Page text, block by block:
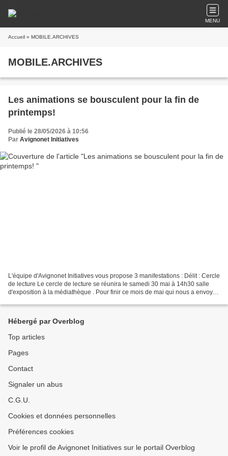
MENU
Accueil » MOBILE.ARCHIVES
MOBILE.ARCHIVES
Les animations se bousculent pour la fin de
printemps!
Publié le 28/05/2026 à 10:56
Par Avignonet Initiatives
L'équipe d'Avignonet Initiatives vous propose 3 manifestations : Délit : Cercle
de lecture Le cercle de lecture se réunira le samedi 30 mai à 14h30 salle
d'exposition à la médiathèque . Pour finir ce mois de mai qui nous a envoyés
Hébergé par Overblog
Top articles
Pages
Contact
Signaler un abus
C.G.U.
Cookies et données personnelles
Préférences cookies
Voir le profil de Avignonet Initiatives sur le portail Overblog